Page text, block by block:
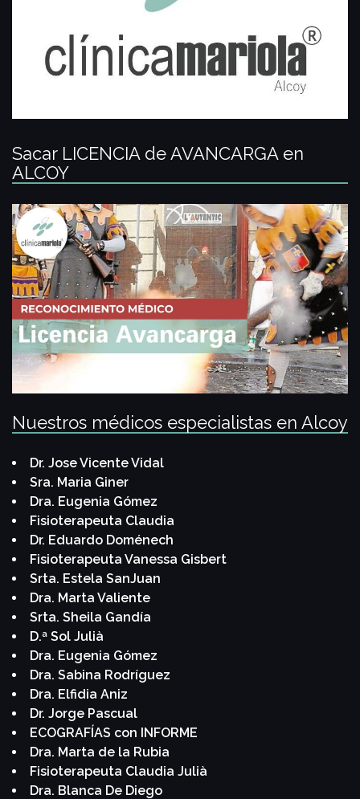
Sacar LICENCIA de AVANCARGA en
ALCOY
Nuestros médicos especialistas en Alcoy
Dr. Jose Vicente Vidal
Sra. Maria Giner
Dra. Eugenia Gómez
Fisioterapeuta Claudia
Dr. Eduardo Doménech
Fisioterapeuta Vanessa Gisbert
Srta. Estela SanJuan
Dra. Marta Valiente
Srta. Sheila Gandía
D.ª Sol Julià
Dra. Eugenia Gómez
Dra. Sabina Rodríguez
Dra. Elfidia Aniz
Dr. Jorge Pascual
ECOGRAFÍAS con INFORME
Dra. Marta de la Rubia
Fisioterapeuta Claudia Julià
Dra. Blanca De Diego